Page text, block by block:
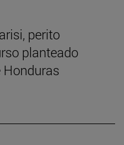
perito
planteado
Honduras